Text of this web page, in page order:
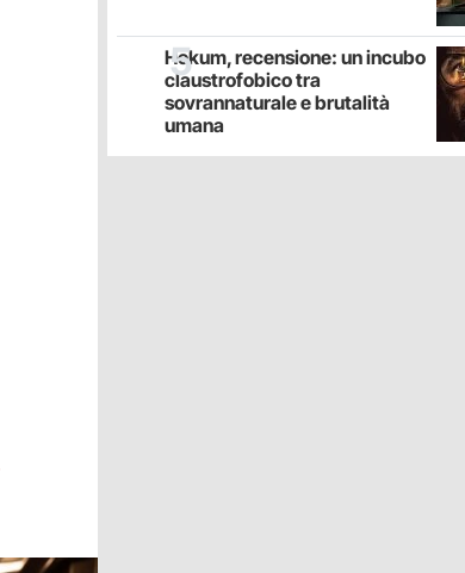
Hokum, recensione: un incubo
claustrofobico tra
sovrannaturale e brutalità
umana